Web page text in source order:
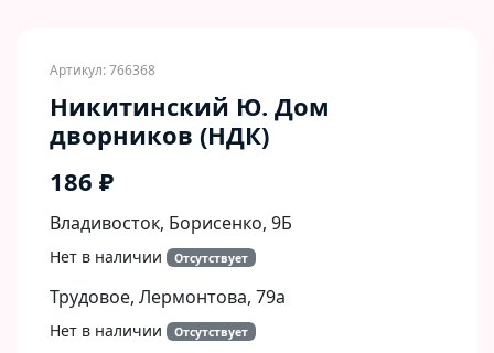
Артикул: 766368
Никитинский Ю. Дом
дворников (НДК)
186 ₽
Владивосток, Борисенко, 9Б​
Нет в наличии Отсутствует
Трудовое, Лермонтова, 79а
Нет в наличии Отсутствует